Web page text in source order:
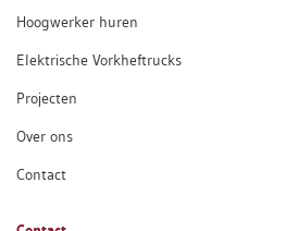
Hoogwerker huren
Elektrische Vorkheftrucks
Projecten
Over ons
Contact